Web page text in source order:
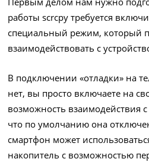
работы scrcpy требуется
специальный режим, который
взаимодействовать с
В подключении «отладки» на
нет, вы просто включаете на
возможность взаимодействия
что по умолчанию она
смартфон может
накопитель с возможностью